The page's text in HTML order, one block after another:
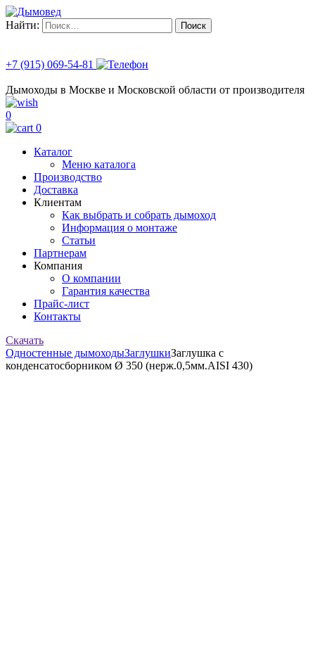
Найти:
+7 (915) 069-54-81
Дымоходы в Москве и Московской области от производителя
0
0
Каталог
Меню каталога
Производство
Доставка
Клиентам
Как выбрать и собрать дымоход
Информация о монтаже
Статьи
Партнерам
Компания
О компании
Гарантия качества
Прайс-лист
Контакты
Скачать
Одностенные дымоходыЗаглушкиЗаглушка с
конденсатосборником Ø 350 (нерж.0,5мм.AISI 430)